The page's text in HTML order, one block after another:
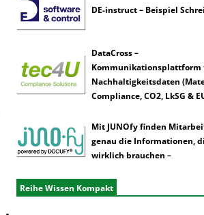
DE-instruct – Beispiel
DataCross –
Kommunikationsplattform
Nachhaltigkeitsdaten
Compliance, CO2, LkSG &
Mit JUNOfy finden
genau die Informationen,
wirklich brauchen –
Reihe Wissen Kompakt